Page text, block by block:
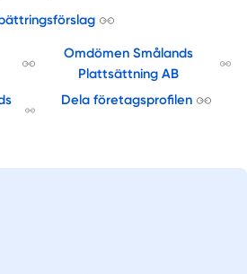
Omdömen Smålands
Plattsättning AB
Dela företagsprofilen